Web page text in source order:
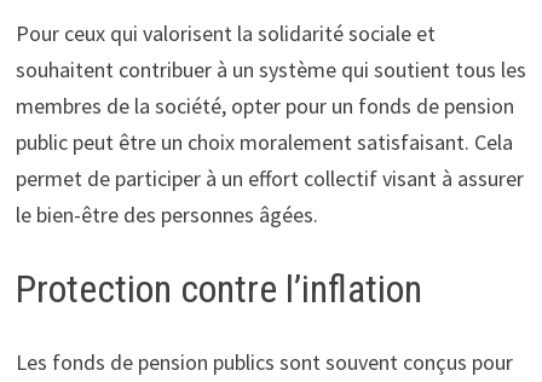
Pour ceux qui valorisent la solidarité sociale et
souhaitent contribuer à un système qui soutient tous les
membres de la société, opter pour un fonds de pension
public peut être un choix moralement satisfaisant. Cela
permet de participer à un effort collectif visant à assurer
le bien-être des personnes âgées.
Protection contre l’inflation
Les fonds de pension publics sont souvent conçus pour